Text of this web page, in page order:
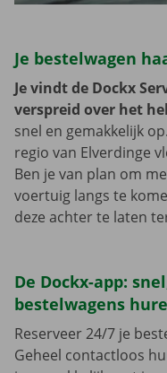
Je bestelwagen
Je vindt de Dockx
verspreid over het
snel en gemakkelijk
regio van Elverdinge
Ben je van plan om
voertuig langs te
deze achter te laten
De Dockx-app:
bestelwagens
Reserveer 24/7 je
Geheel contactloos